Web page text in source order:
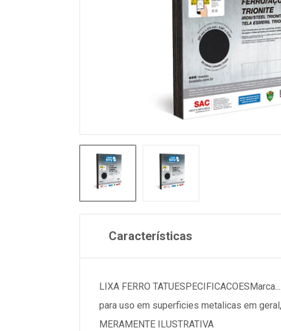
Características
LIXA FERRO
para uso em superficies metalicas em
MERAMENTE ILUSTRATIVA